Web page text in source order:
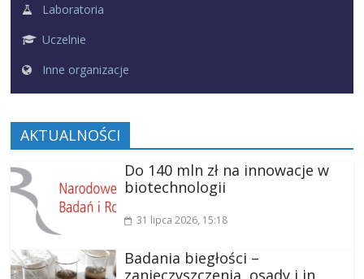
Laboratoria
Uczelnie
Inne organizacje
AKTUALNOŚCI
Do 140 mln zł na innowacje w
biotechnologii
31 lipca 2026, 15:18
Badania biegłości –
zanieczyszczenia, osady i in.